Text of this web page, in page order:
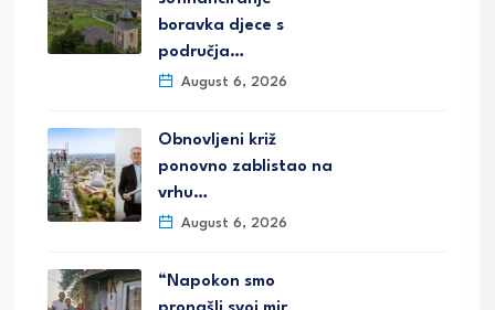
boravka djece s
područja…
August 6, 2026
Obnovljeni križ
ponovno zablistao na
vrhu…
August 6, 2026
“Napokon smo